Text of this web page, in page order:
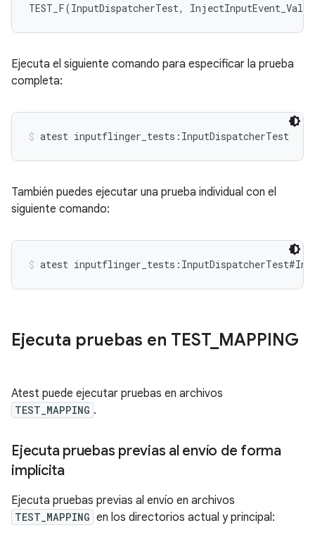
TEST_F(InputDispatcherTest,
Ejecuta el siguiente comando para especificar la prueba
completa:
atest inputflinger_tests:InputDispatcherTest
También puedes ejecutar una prueba individual con el
siguiente comando:
atest
Ejecuta pruebas en TEST_ MAPPING
Atest puede ejecutar pruebas en archivos
TEST_MAPPING .
Ejecuta pruebas previas al envío de forma
implícita
Ejecuta pruebas previas al envío en archivos
TEST_MAPPING en los directorios actual y principal: